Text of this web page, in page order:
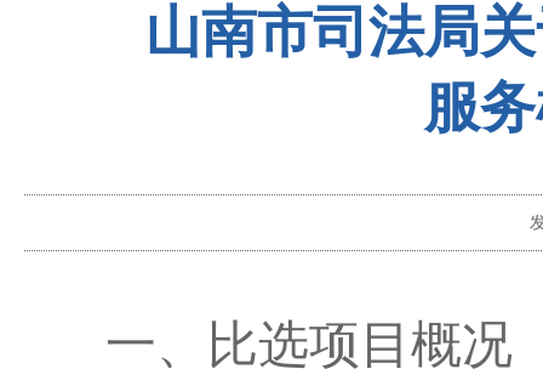
山南市司法局
服
一、比选项目概况